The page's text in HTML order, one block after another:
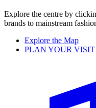
Explore the centre by
brands to mainstream
Explore the Map
PLAN YOUR VISIT